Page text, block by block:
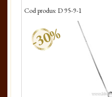
Cod produs: D 95-9-1
-30%